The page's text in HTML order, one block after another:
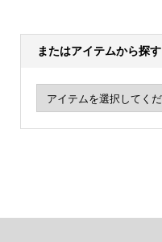
またはアイテムから探す